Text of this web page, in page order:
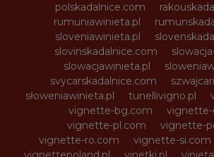
polskadalnice.com
rumuniawinieta.pl
sloveniawinieta.pl
slovinskadalnice.com
slowacjawinieta.pl
svycarskadalnice.com
słoweniawinieta.pl
tunellivigno.pl
vignette-bg.com
vignette-
vignette-pl.com
vignette-
vignette-ro.com
vignette-si.com